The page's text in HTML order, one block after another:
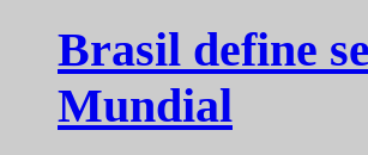
Brasil define
Mundial